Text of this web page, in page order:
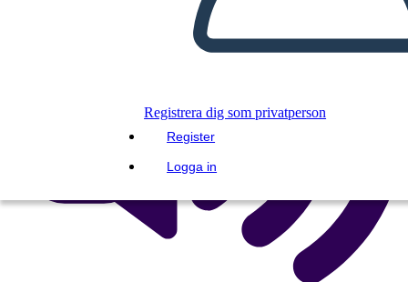
Registrera dig som privatperson
Register
Logga in